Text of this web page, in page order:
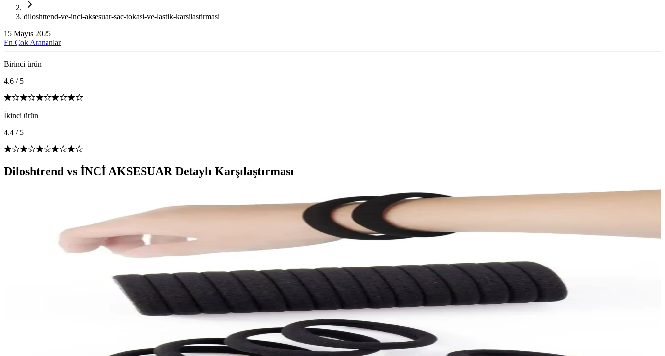
diloshtrend-ve-inci-aksesuar-sac-tokasi-ve-lastik-karsilastirmasi
15 Mayıs 2025
En Çok Arananlar
Birinci ürün
4.6 / 5
İkinci ürün
4.4 / 5
Diloshtrend vs İNCİ AKSESUAR Detaylı Karşılaştırması